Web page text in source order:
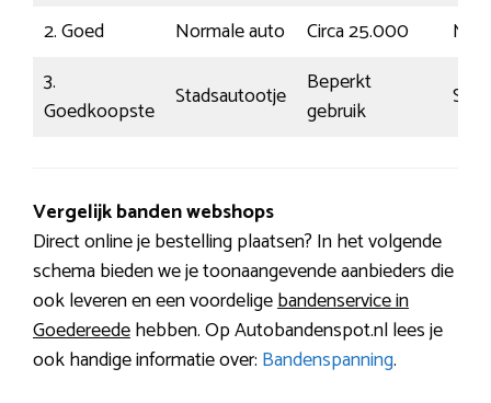
2. Goed
Normale auto Circa 25.000
3.
Goedkoopste
Stadsautootje
Beperkt
gebruik
Vergelijk banden webshops
Direct online je bestelling plaatsen? In het volgende
schema bieden we je toonaangevende aanbieders die
ook leveren en een voordeligebandenservice in
Goedereedehebben. Op Autobandenspot.nl lees je
ook handige informatie over: Bandenspanning.